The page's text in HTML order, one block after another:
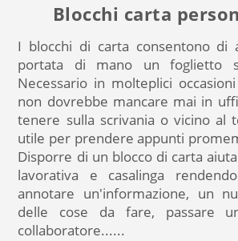
Blocchi carta
I blocchi di carta consentono di
portata di mano un foglietto
Necessario in molteplici
non dovrebbe mancare mai in
tenere sulla scrivania o vicino al
utile per prendere appunti
Disporre di un blocco di carta
lavorativa e casalinga
annotare un'informazione, un
delle cose da fare, passare
collaboratore......